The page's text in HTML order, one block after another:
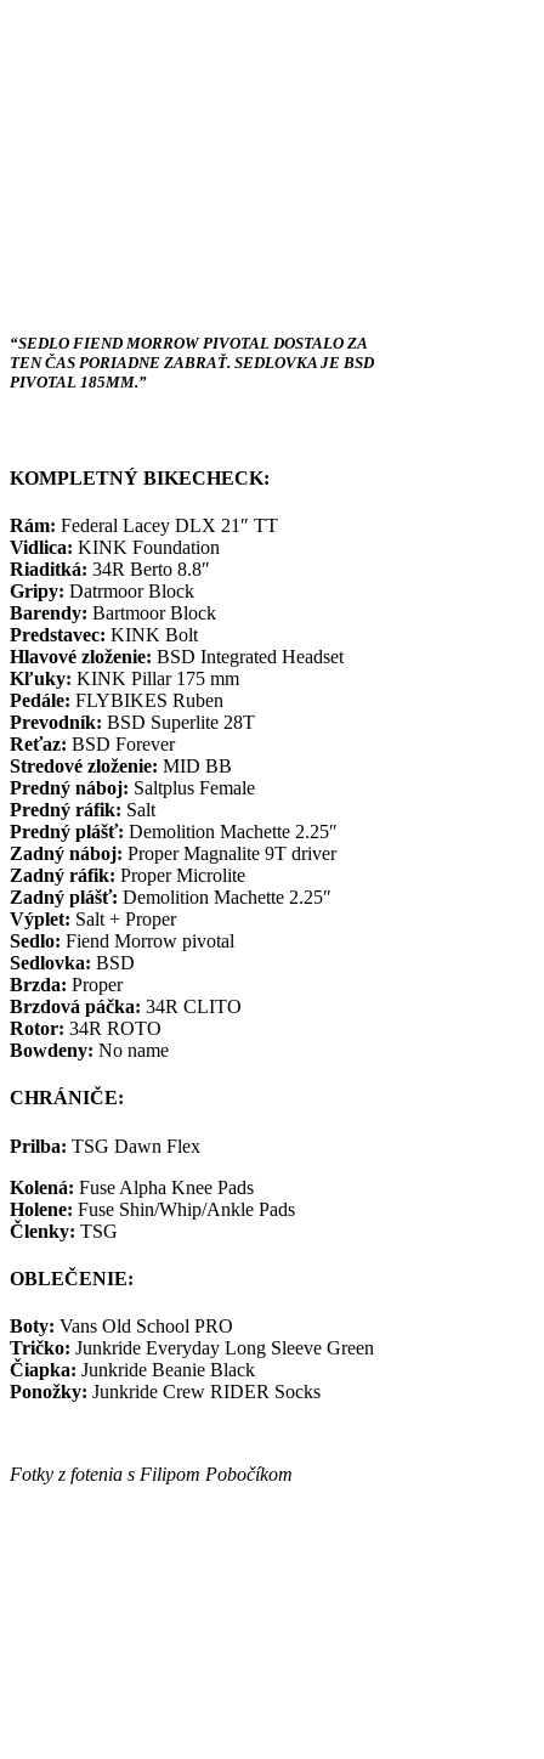
“SEDLO FIEND MORROW PIVOTAL DOSTALO ZA
TEN ČAS PORIADNE ZABRAŤ. SEDLOVKA JE BSD
PIVOTAL 185MM.”
KOMPLETNÝ BIKECHECK:
Rám: Federal Lacey DLX 21″ TT
Vidlica: KINK Foundation
Riaditká: 34R Berto 8.8″
Gripy: Datrmoor Block
Barendy: Bartmoor Block
Predstavec: KINK Bolt
Hlavové zloženie: BSD Integrated Headset
Kľuky: KINK Pillar 175 mm
Pedále: FLYBIKES Ruben
Prevodník: BSD Superlite 28T
Reťaz: BSD Forever
Stredové zloženie: MID BB
Predný náboj: Saltplus Female
Predný ráfik: Salt
Predný plášť: Demolition Machette 2.25″
Zadný náboj: Proper Magnalite 9T driver
Zadný ráfik: Proper Microlite
Zadný plášť: Demolition Machette 2.25″
Výplet: Salt + Proper
Sedlo: Fiend Morrow pivotal
Sedlovka: BSD
Brzda: Proper
Brzdová páčka: 34R CLITO
Rotor: 34R ROTO
Bowdeny: No name
CHRÁNIČE:
Prilba: TSG Dawn Flex
Kolená: Fuse Alpha Knee Pads
Holene: Fuse Shin/Whip/Ankle Pads
Členky: TSG
OBLEČENIE:
Boty: Vans Old School PRO
Tričko: Junkride Everyday Long Sleeve Green
Čiapka: Junkride Beanie Black
Ponožky: Junkride Crew RIDER Socks
Fotky z fotenia s Filipom Pobočíkom